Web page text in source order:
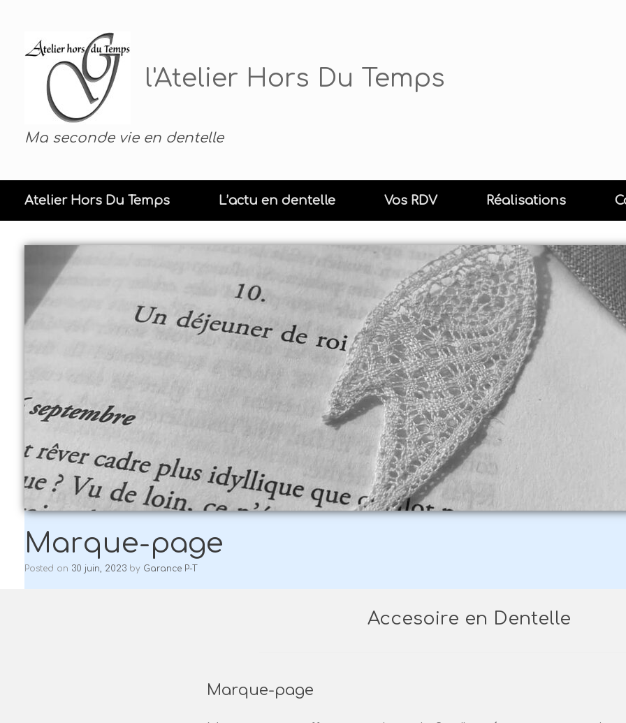
l'Atelier Hors Du Temps
Ma seconde vie en dentelle
Atelier Hors Du Temps L’actu en dentelle Vos RDV Réalisations
Marque-page
Posted on 30 juin, 2023 by Garance P-T
Accesoire en Dentelle
Marque-page